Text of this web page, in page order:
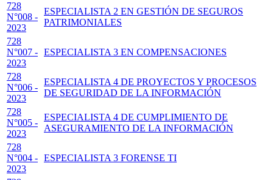
728
N°008 -
2023
ESPECIALISTA 2 EN GESTIÓN DE SEGUROS
PATRIMONIALES
728
N°007 -
2023
ESPECIALISTA 3 EN COMPENSACIONES
728
N°006 -
2023
ESPECIALISTA 4 DE PROYECTOS Y PROCESOS
DE SEGURIDAD DE LA INFORMACIÓN
728
N°005 -
2023
ESPECIALISTA 4 DE CUMPLIMIENTO DE
ASEGURAMIENTO DE LA INFORMACIÓN
728
N°004 -
2023
ESPECIALISTA 3 FORENSE TI